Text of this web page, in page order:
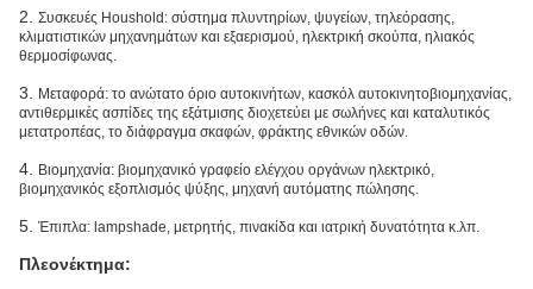
2. Συσκευές Houshold: σύστημα πλυντηρίων, ψυγείων, τηλεόρασης,
κλιματιστικών μηχανημάτων και εξαερισμού, ηλεκτρική σκούπα, ηλιακός
θερμοσίφωνας.
3.
Μεταφορά: το ανώτατο όριο αυτοκινήτων, κασκόλ αυτοκινητοβιομηχανίας,
αντιθερμικές ασπίδες της εξάτμισης διοχετεύει με σωλήνες και καταλυτικός
μετατροπέας, το διάφραγμα σκαφών, φράκτης εθνικών οδών.
4.
Βιομηχανία: βιομηχανικό γραφείο ελέγχου οργάνων ηλεκτρικό,
βιομηχανικός εξοπλισμός ψύξης, μηχανή αυτόματης πώλησης.
5. Έπιπλα: lampshade, μετρητής, πινακίδα και ιατρική δυνατότητα κ.λπ.
Πλεονέκτημα: